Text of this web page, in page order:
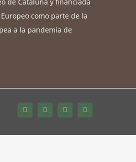
como parte de la
a la pandemia de
BlueskyLinkedInYouTubeInstagram